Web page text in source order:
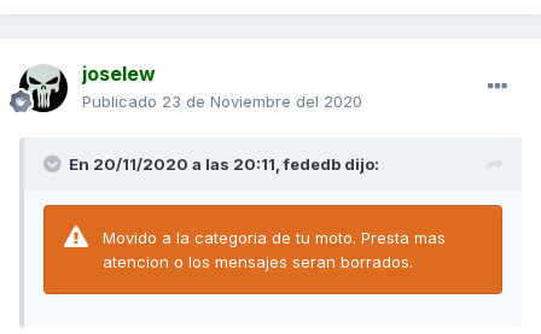
joselew
Publicado 23 de Noviembre del 2020
En 20/11/2020 a las 20:11,fededb dijo:
Movido a la categoria de tu moto. Presta mas
atencion o los mensajes seran borrados.